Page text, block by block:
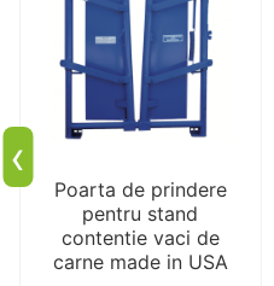
Poarta de prindere
pentru stand
contentie vaci de
carne made in USA
‹